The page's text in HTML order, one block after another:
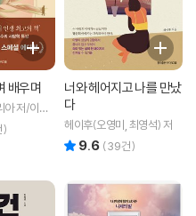
배우며
아 저/이은
)
너와 헤어지고 나를 만났
다
헤이후(오영미, 최영석) 저
9.6 (39건)